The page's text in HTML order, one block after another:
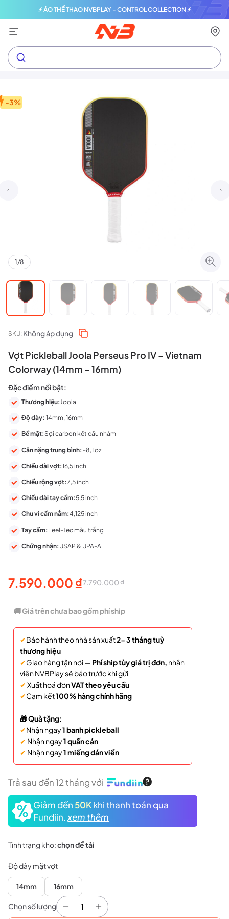
⚡ ÁO THỂ THAO NVBPLAY - CONTROL COLLECTION ⚡
-3%
1/8
SKU: Không áp dụng
Vợt Pickleball Joola Perseus Pro IV – Vietnam
Colorway (14mm – 16mm)
Đặc điểm nổi bật:
Thương hiệu:Joola
Độ dày: 14mm, 16mm
Bề mặt: Sợi carbon kết cấu nhám
Cân nặng trung bình: ~8,1 oz
Chiều dài vợt:16,5 inch
Chiều rộng vợt:7,5 inch
Chiều dài tay cầm:5,5 inch
Chu vi cầm nắm:4,125 inch
Tay cầm: Feel-Tec màu trắng
Chứng nhận: USAP & UPA-A
7.790.000₫
Giá
gốc
là:
7.790.000 ₫.
7.590.000 ₫
Giá
hiện
tại
là:
7.590.000 ₫.
🚚 Giá trên chưa bao gồm phí ship
✔Bảo hành theo nhà sản xuất2- 3 tháng tuỳ
thương hiệu
✔Giao hàng tận nơi — Phí ship tùy giá trị đơn, nhân
viên NVBPlay sẽ báo trước khi gửi
✔ Xuất hoá đơnVAT theo yêu cầu
✔Cam kết100% hàng chính hãng
🎁 Quà tặng:
✔Nhận ngay1 banh pickleball
✔ Nhận ngay1 quấn cán
✔ Nhận ngay1 miếng dán viền
Trả sau đến 12 tháng với
Giảm đến 50Kkhi thanh toán qua
Fundiin.xem thêm
Tình trạng kho:chọn để tải
Độ dày mặt vợt
14mm 16mm
Chọn số lượng
Vợt Pickleball Joola Perseus Pro IV - Vietnam